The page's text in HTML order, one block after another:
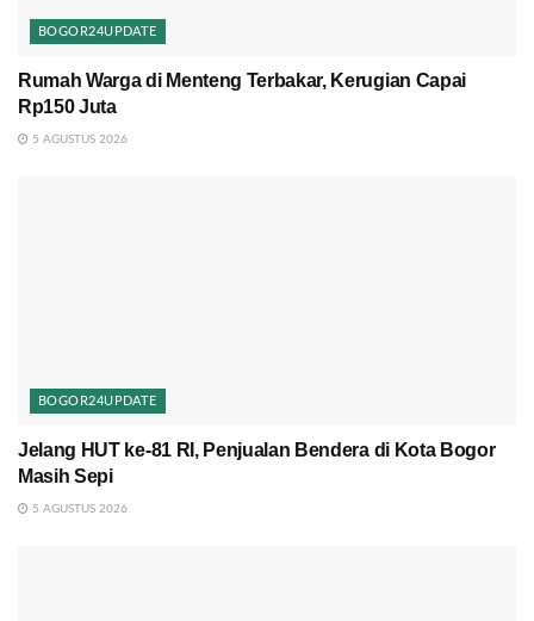
BOGOR24UPDATE
Rumah Warga di Menteng Terbakar, Kerugian Capai
Rp150 Juta
5 AGUSTUS 2026
BOGOR24UPDATE
Jelang HUT ke-81 RI, Penjualan Bendera di Kota Bogor
Masih Sepi
5 AGUSTUS 2026